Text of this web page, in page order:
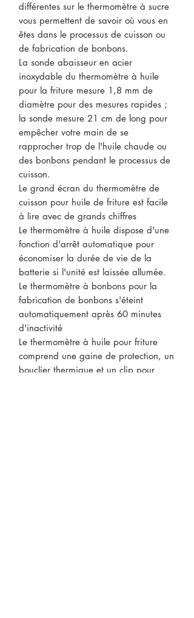
différentes sur le thermomètre à sucre
vous permettent de savoir où vous en
êtes dans le processus de cuisson ou
de fabrication de bonbons.
La sonde abaisseur en acier
inoxydable du thermomètre à huile
pour la friture mesure 1,8 mm de
diamètre pour des mesures rapides ;
la sonde mesure 21 cm de long pour
empêcher votre main de se
rapprocher trop de l'huile chaude ou
des bonbons pendant le processus de
cuisson.
Le grand écran du thermomètre de
cuisson pour huile de friture est facile
à lire avec de grands chiffres
Le thermomètre à huile dispose d'une
fonction d'arrêt automatique pour
économiser la durée de vie de la
batterie si l'unité est laissée allumée.
Le thermomètre à bonbons pour la
fabrication de bonbons s'éteint
automatiquement après 60 minutes
d'inactivité
Le thermomètre à huile pour friture
comprend une gaine de protection, un
bouclier thermique et un clip pour